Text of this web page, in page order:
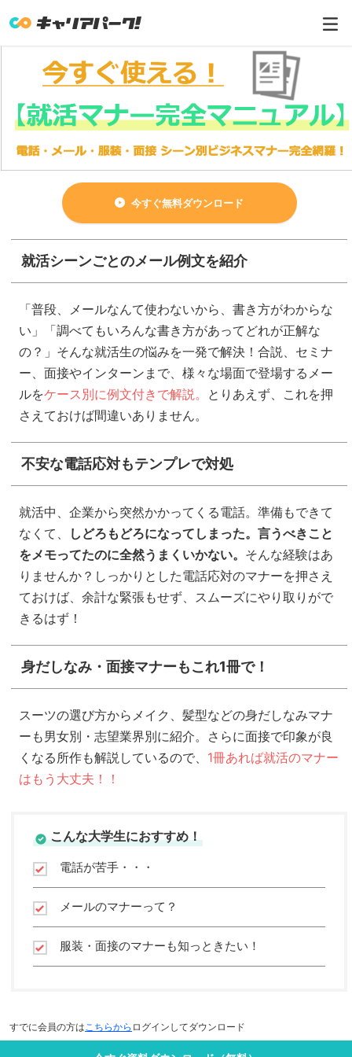
今すぐ無料ダウンロード
就活シーンごとのメール例文を紹介
「普段、メールなんて使わないから、書き方がわからな
い」「調べてもいろんな書き方があってどれが正解な
の？」そんな就活生の悩みを一発で解決！合説、セミナ
ー、面接やインターンまで、様々な場面で登場するメー
ルをケース別に例文付きで解説。 とりあえず、これを押
さえておけば間違いありません。
不安な電話応対もテンプレで対処
就活中、企業から突然かかってくる電話。準備もできて
なくて、
しどろもどろになってしまった。言うべきこと
をメモってたのに全然うまくいかない。 そんな経験はあ
りませんか？しっかりとした電話応対のマナーを押さえ
ておけば、余計な緊張もせず、スムーズにやり取りがで
きるはず！
身だしなみ・面接マナーもこれ1冊で！
スーツの選び方からメイク、髪型などの身だしなみマナ
ーも男女別・志望業界別に紹介。さらに面接で印象が良
くなる所作も解説しているので、 1冊あれば就活のマナー
はもう大丈夫！！
こんな大学生におすすめ！
電話が苦手・・・
メールのマナーって？
服装・面接のマナーも知っときたい！
すでに会員の方は こちらから ログインしてダウンロード